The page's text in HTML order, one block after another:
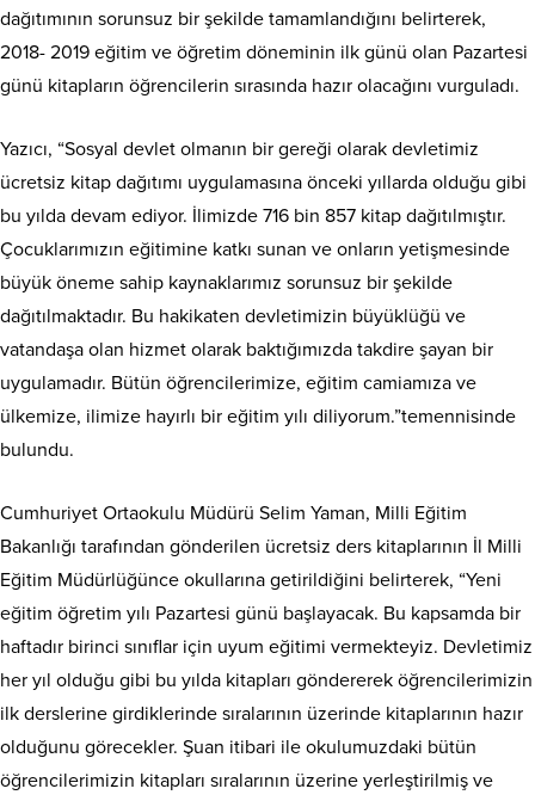
dağıtımının sorunsuz bir şekilde tamamlandığını belirterek,
2018- 2019 eğitim ve öğretim döneminin ilk günü olan Pazartesi
günü kitapların öğrencilerin sırasında hazır olacağını vurguladı.
Yazıcı, “Sosyal devlet olmanın bir gereği olarak devletimiz
ücretsiz kitap dağıtımı uygulamasına önceki yıllarda olduğu gibi
bu yılda devam ediyor. İlimizde 716 bin 857 kitap dağıtılmıştır.
Çocuklarımızın eğitimine katkı sunan ve onların yetişmesinde
büyük öneme sahip kaynaklarımız sorunsuz bir şekilde
dağıtılmaktadır. Bu hakikaten devletimizin büyüklüğü ve
vatandaşa olan hizmet olarak baktığımızda takdire şayan bir
uygulamadır. Bütün öğrencilerimize, eğitim camiamıza ve
ülkemize, ilimize hayırlı bir eğitim yılı diliyorum.”temennisinde
bulundu.
Cumhuriyet Ortaokulu Müdürü Selim Yaman, Milli Eğitim
Bakanlığı tarafından gönderilen ücretsiz ders kitaplarının İl Milli
Eğitim Müdürlüğünce okullarına getirildiğini belirterek, “Yeni
eğitim öğretim yılı Pazartesi günü başlayacak. Bu kapsamda bir
haftadır birinci sınıflar için uyum eğitimi vermekteyiz. Devletimiz
her yıl olduğu gibi bu yılda kitapları göndererek öğrencilerimizin
ilk derslerine girdiklerinde sıralarının üzerinde kitaplarının hazır
olduğunu görecekler. Şuan itibari ile okulumuzdaki bütün
öğrencilerimizin kitapları sıralarının üzerine yerleştirilmiş ve